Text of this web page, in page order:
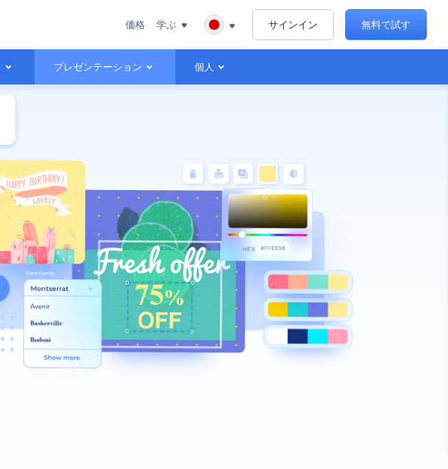
プレゼンテーション 個人
価格 学ぶ サインイン 無料で試す